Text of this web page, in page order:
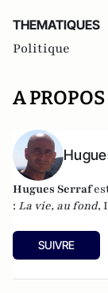
THEMATIQUES
Politique
A
Hugues Serraf
: La vie, au fond,
SUIVRE